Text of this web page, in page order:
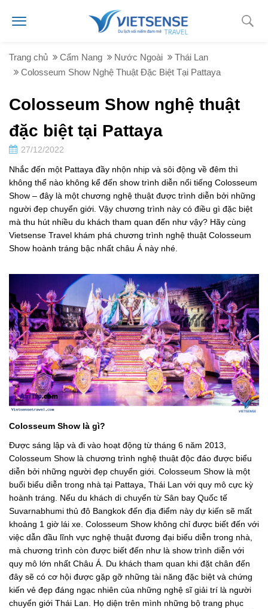
Trang chủ Cẩm Nang Nước Ngoài
Thái Lan
Colosseum Show Nghệ Thuật Đặc Biệt Tại Pattaya
Colosseum Show nghệ thuật
đặc biệt tại Pattaya
27/12/2022
Nhắc đến một Pattaya đầy nhộn nhịp và sôi động về đêm thì
không thể nào không kể đến show trình diễn nổi tiếng Colosseum
Show – đây là một chương nghệ thuật được trình diễn bởi những
người đẹp chuyển giới. Vậy chương trình này có điều gì đặc biệt
mà thu hút nhiều du khách tham quan đến như vậy? Hãy cùng
Vietsense Travel khám phá chương trình nghệ thuật Colosseum
Show hoành tráng bậc nhất châu Á này nhé.
Colosseum Show là gì?
Được sáng lập và đi vào hoạt động từ tháng 6 năm 2013,
Colosseum Show là chương trình nghệ thuật độc đáo được biểu
diễn bởi những người đẹp chuyển giới. Colosseum Show là một
buổi biểu diễn trong nhà tại Pattaya, Thái Lan với quy mô cực kỳ
hoành tráng. Nếu du khách di chuyển từ Sân bay Quốc tế
Suvarnabhumi thủ đô Bangkok đến địa điểm này dự kiến sẽ mất
khoảng 1 giờ lái xe. Colosseum Show không chỉ được biết đến với
việc dẫn đầu lĩnh vực nghệ thuật đương đại biểu diễn trong nhà,
mà chương trình còn được biết đến như là show trình diễn với
quy mô lớn nhất Châu Á. Du khách tham quan khi đặt chân đến
đây sẽ có cơ hội được gặp gỡ những tài năng đặc biệt và chứng
kiến vẻ đẹp đáng ngạc nhiên của những nghệ sĩ giải trí là người
chuyển giới Thái Lan. Họ diện trên mình những bộ trang phục